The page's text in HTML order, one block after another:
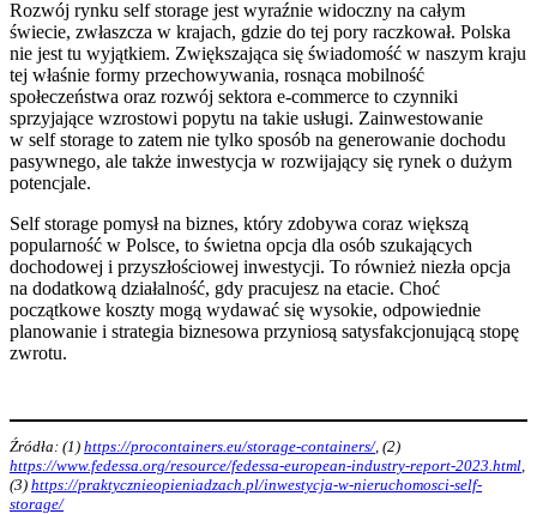
Rozwój rynku self storage jest wyraźnie widoczny na całym
świecie, zwłaszcza w krajach, gdzie do tej pory raczkował. Polska
nie jest tu wyjątkiem. Zwiększająca się świadomość w naszym kraju
tej właśnie formy przechowywania, rosnąca mobilność
społeczeństwa oraz rozwój sektora e-commerce to czynniki
sprzyjające wzrostowi popytu na takie usługi. Zainwestowanie
w self storage to zatem nie tylko sposób na generowanie dochodu
pasywnego, ale także inwestycja w rozwijający się rynek o dużym
potencjale.
Self storage pomysł na biznes, który zdobywa coraz większą
popularność w Polsce, to świetna opcja dla osób szukających
dochodowej i przyszłościowej inwestycji. To również niezła opcja
na dodatkową działalność, gdy pracujesz na etacie. Choć
początkowe koszty mogą wydawać się wysokie, odpowiednie
planowanie i strategia biznesowa przyniosą satysfakcjonującą stopę
zwrotu.
Źródła: (1) https://procontainers.eu/storage-containers/, (2)
https://www.fedessa.org/resource/fedessa-european-industry-report-2023.html
(3) https://praktycznieopieniadzach.pl/inwestycja-w-nieruchomosci-self-
storage/